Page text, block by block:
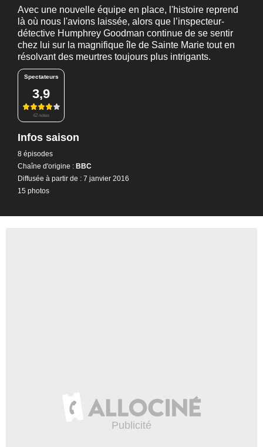
Avec une nouvelle équipe en place, l'histoire reprend
là où nous l'avions laissée, alors que l’inspecteur-
détective Humphrey Goodman continue de se sentir
chez lui sur la magnifique île de Sainte Marie tout en
résolvant des meurtres toujours plus intrigants.
Spectateurs
3,9
42 notes
Infos saison
8 épisodes
Chaîne d'origine : BBC
Diffusée à partir de : 7 janvier 2016
15 photos